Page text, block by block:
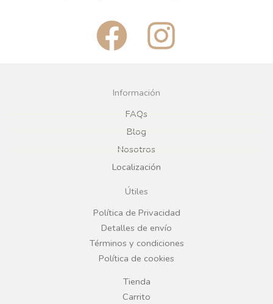
F
a
c
e
b
o
o
k
I
n
g
r
a
Información
FAQs
Blog
Nosotros
Localización
Útiles
Política de Privacidad
Detalles de envío
Términos y condiciones
Política de cookies
Tienda
Carrito